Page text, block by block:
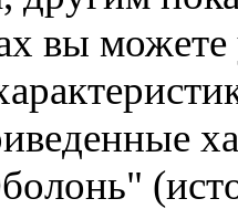
вы можете